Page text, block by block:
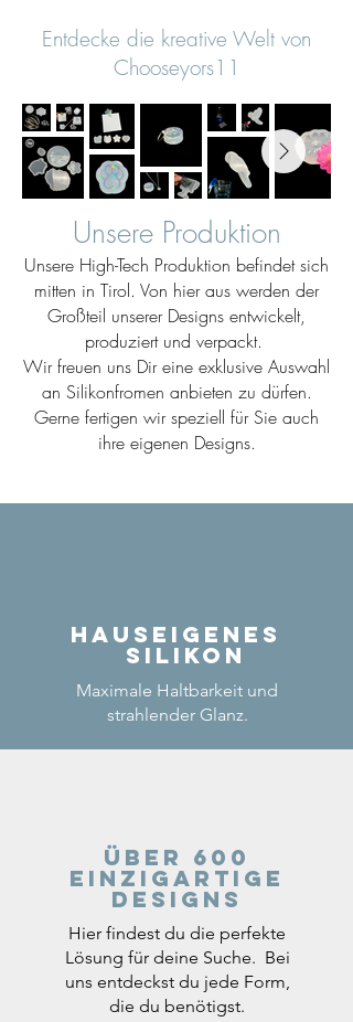
Entdecke die kreative Welt von
Chooseyors11
Unsere Produktion
Unsere High-Tech Produktion befindet sich
mitten in Tirol. Von hier aus werden der
Großteil unserer Designs entwickelt,
produziert und verpackt.
Wir freuen uns Dir eine exklusive Auswahl
an Silikonfromen anbieten zu dürfen.
Gerne fertigen wir speziell für Sie auch
ihre eigenen Designs.
Hauseigenes
Silikon
Maximale Haltbarkeit und
strahlender Glanz.
Über 600
einzigartige
Designs
Hier findest du die perfekte
Lösung für deine Suche. Bei
uns entdeckst du jede Form,
die du benötigst.